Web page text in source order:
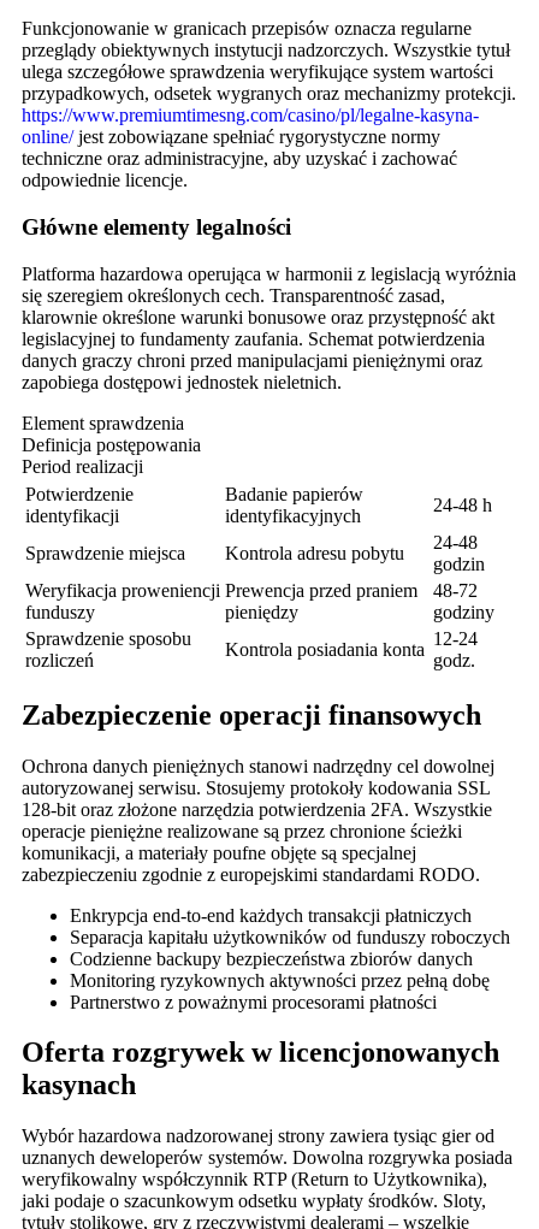
Funkcjonowanie w granicach przepisów oznacza regularne
przeglądy obiektywnych instytucji nadzorczych. Wszystkie tytuł
ulega szczegółowe sprawdzenia weryfikujące system wartości
przypadkowych, odsetek wygranych oraz mechanizmy protekcji.
https://www.premiumtimesng.com/casino/pl/legalne-kasyna-
online/jest zobowiązane spełniać rygorystyczne normy
techniczne oraz administracyjne, aby uzyskać i zachować
odpowiednie licencje.
Główne elementy legalności
Platforma hazardowa operująca w harmonii z legislacją wyróżnia
się szeregiem określonych cech. Transparentność zasad,
klarownie określone warunki bonusowe oraz przystępność akt
legislacyjnej to fundamenty zaufania. Schemat potwierdzenia
danych graczy chroni przed manipulacjami pieniężnymi oraz
zapobiega dostępowi jednostek nieletnich.
Element sprawdzenia
Definicja postępowania
Period realizacji
Potwierdzenie
identyfikacji
Badanie papierów
identyfikacyjnych
24-48 h
Sprawdzenie miejsca Kontrola adresu pobytu
24-48
godzin
Weryfikacja proweniencji
funduszy
Prewencja przed praniem
pieniędzy
48-72
godziny
Sprawdzenie sposobu
rozliczeń
Kontrola posiadania konta
12-24
godz.
Zabezpieczenie operacji finansowych
Ochrona danych pieniężnych stanowi nadrzędny cel dowolnej
autoryzowanej serwisu. Stosujemy protokoły kodowania SSL
128-bit oraz złożone narzędzia potwierdzenia 2FA. Wszystkie
operacje pieniężne realizowane są przez chronione ścieżki
komunikacji, a materiały poufne objęte są specjalnej
zabezpieczeniu zgodnie z europejskimi standardami RODO.
Enkrypcja end-to-end każdych transakcji płatniczych
Separacja kapitału użytkowników od funduszy roboczych
Codzienne backupy bezpieczeństwa zbiorów danych
Monitoring ryzykownych aktywności przez pełną dobę
Partnerstwo z poważnymi procesorami płatności
Oferta rozgrywek w licencjonowanych
kasynach
Wybór hazardowa nadzorowanej strony zawiera tysiąc gier od
uznanych deweloperów systemów. Dowolna rozgrywka posiada
weryfikowalny współczynnik RTP (Return to Użytkownika),
jaki podaje o szacunkowym odsetku wypłaty środków. Sloty,
tytuły stolikowe, gry z rzeczywistymi dealerami – wszelkie